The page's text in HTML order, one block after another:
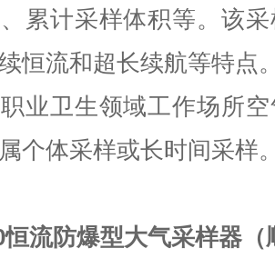
累计采样体积等。该
恒流和超长续航等特点
业卫生领域工作场所
个体采样或长时间采样
恒流防爆型大气采样器